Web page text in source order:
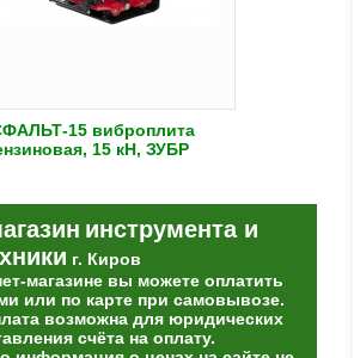
15 виброплита
15 кН, ЗУБР
инструмента и
г. Киров
магазине вы можете оплатить
или по карте при самовывозе.
возможна для юридических
счёта на оплату.